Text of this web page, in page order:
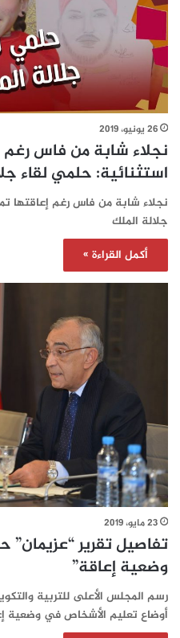
26 يونيو، 2019
نجلاء شابة من فاس رغم
استثنائية: حلمي لقاء
نجلاء شابة من فاس رغم إعاقتها
جلالة الملك
أكمل القراءة »
23 مايو، 2019
تفاصيل تقرير
وضعية إعاقة”
رسم المجلس الأعلى للتربية
أوضاع تعليم الأشخاص في وضعية